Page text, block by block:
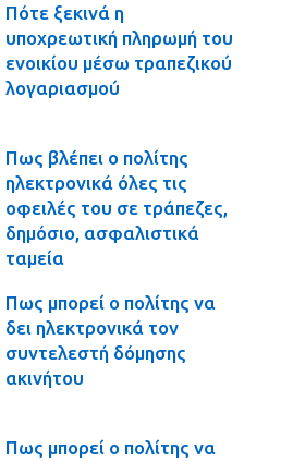
Πότε ξεκινά η
υποχρεωτική πληρωμή του
ενοικίου μέσω τραπεζικού
λογαριασμού
Πως βλέπει ο πολίτης
ηλεκτρονικά όλες τις
οφειλές του σε τράπεζες,
δημόσιο, ασφαλιστικά
ταμεία
Πως μπορεί ο πολίτης να
δει ηλεκτρονικά τον
συντελεστή δόμησης
ακινήτου
Πως μπορεί ο πολίτης να